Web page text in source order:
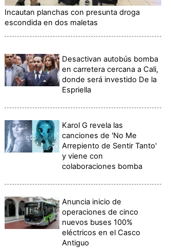
Incautan planchas con presunta droga
escondida en dos maletas
Desactivan autobús bomba
en carretera cercana a Cali,
donde será investido De la
Espriella
Karol G revela las
canciones de 'No Me
Arrepiento de Sentir Tanto'
y viene con
colaboraciones bomba
Anuncia inicio de
operaciones de cinco
nuevos buses 100%
eléctricos en el Casco
Antiguo